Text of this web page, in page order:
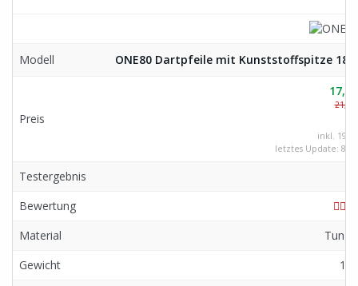
Modell ONE80 Dartpfeile mit Kunststoffspitze
Preis
21,99
inkl. 19%
letztes Update: 8.
Testergebnis
Bewertung
Material
Gewicht
18g